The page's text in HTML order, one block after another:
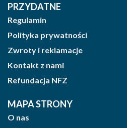
PRZYDATNE
Regulamin
Polityka prywatności
Zwroty i reklamacje
Kontakt z nami
Refundacja NFZ
MAPA STRONY
O nas